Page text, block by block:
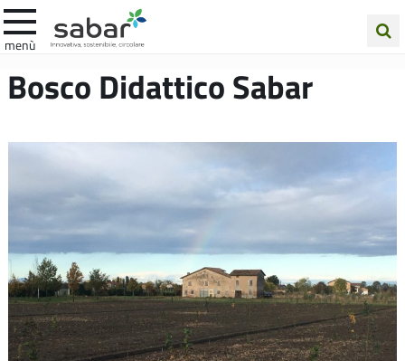
menù
nelBosco Didattico Sabar